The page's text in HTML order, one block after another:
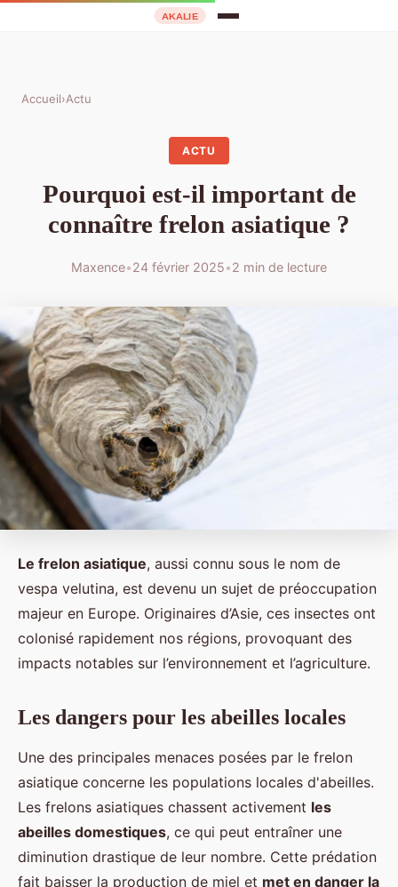
Accueil›Actu
ACTU
Pourquoi est-il important de
connaître frelon asiatique ?
Maxence•24 février 2025•2 min de lecture
Le frelon asiatique, aussi connu sous le nom de
vespa velutina, est devenu un sujet de préoccupation
majeur en Europe. Originaires d’Asie, ces insectes ont
colonisé rapidement nos régions, provoquant des
impacts notables sur l’environnement et l’agriculture.
Les dangers pour les abeilles locales
Une des principales menaces posées par le frelon
asiatique concerne les populations locales d'abeilles.
Les frelons asiatiques chassent activement les
abeilles domestiques, ce qui peut entraîner une
diminution drastique de leur nombre. Cette prédation
fait baisser la production de miel et met en danger la